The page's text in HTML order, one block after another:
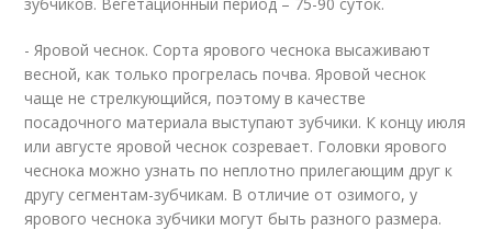
- Яровой чеснок. Сорта ярового чеснока высаживают
весной, как только прогрелась почва. Яровой чеснок
чаще не стрелкующийся, поэтому в качестве
посадочного материала выступают зубчики. К концу июля
или августе яровой чеснок созревает. Головки ярового
чеснока можно узнать по неплотно прилегающим друг к
другу сегментам-зубчикам. В отличие от озимого, у
ярового чеснока зубчики могут быть разного размера.